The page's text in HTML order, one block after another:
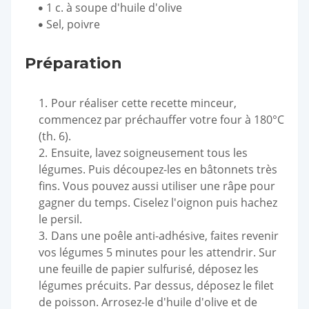
1 c. à soupe d'huile d'olive
Sel, poivre
Préparation
Pour réaliser cette recette minceur,
commencez par préchauffer votre four à 180°C
(th. 6).
Ensuite, lavez soigneusement tous les
légumes. Puis découpez-les en bâtonnets très
fins. Vous pouvez aussi utiliser une râpe pour
gagner du temps. Ciselez l'oignon puis hachez
le persil.
Dans une poêle anti-adhésive, faites revenir
vos légumes 5 minutes pour les attendrir. Sur
une feuille de papier sulfurisé, déposez les
légumes précuits. Par dessus, déposez le filet
de poisson. Arrosez-le d'huile d'olive et de